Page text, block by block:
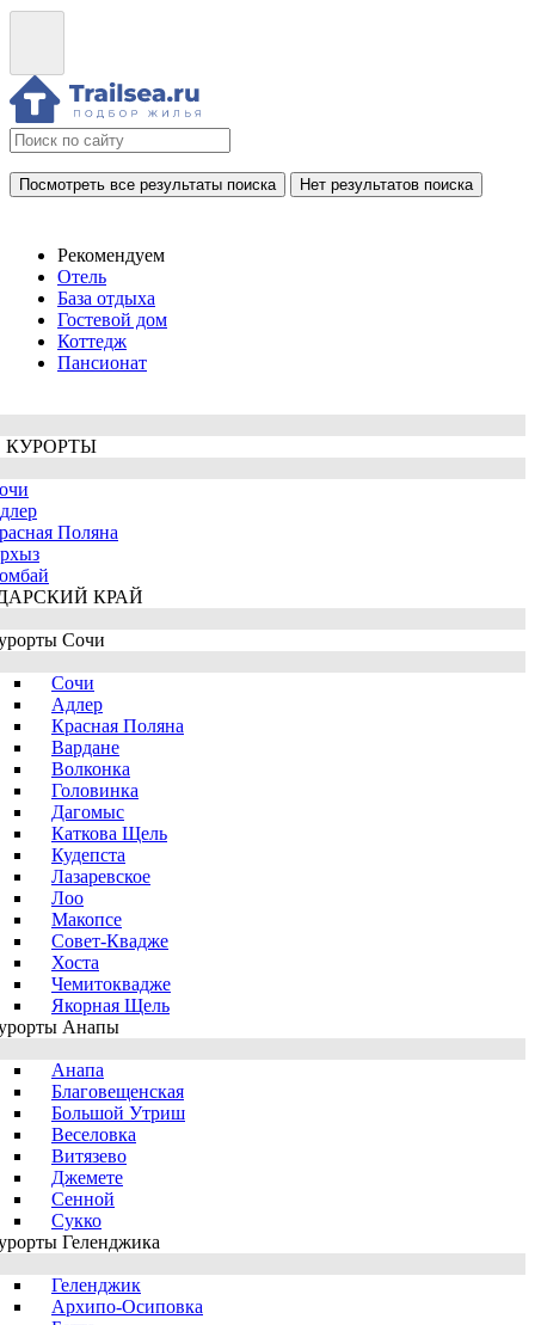
Посмотреть все результаты поиска Нет результатов поиска
Рекомендуем
Отель
База отдыха
Гостевой дом
Коттедж
Пансионат
КУРОРТЫ
Поляна
КРАЙ
Сочи
Сочи
Адлер
Красная Поляна
Вардане
Волконка
Головинка
Дагомыс
Каткова Щель
Кудепста
Лазаревское
Лоо
Макопсе
Совет-Квадже
Хоста
Чемитоквадже
Якорная Щель
Анапы
Анапа
Благовещенская
Большой Утриш
Веселовка
Витязево
Джемете
Сенной
Сукко
Геленджика
Геленджик
Архипо-Осиповка